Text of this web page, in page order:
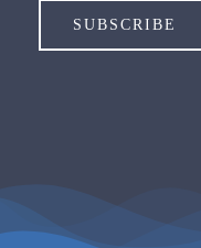
SUBSCRIBE